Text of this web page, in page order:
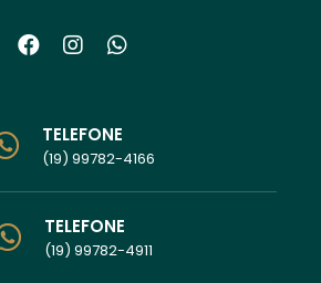
TELEFONE
(19) 99782-4166
TELEFONE
(19) 99782-4911